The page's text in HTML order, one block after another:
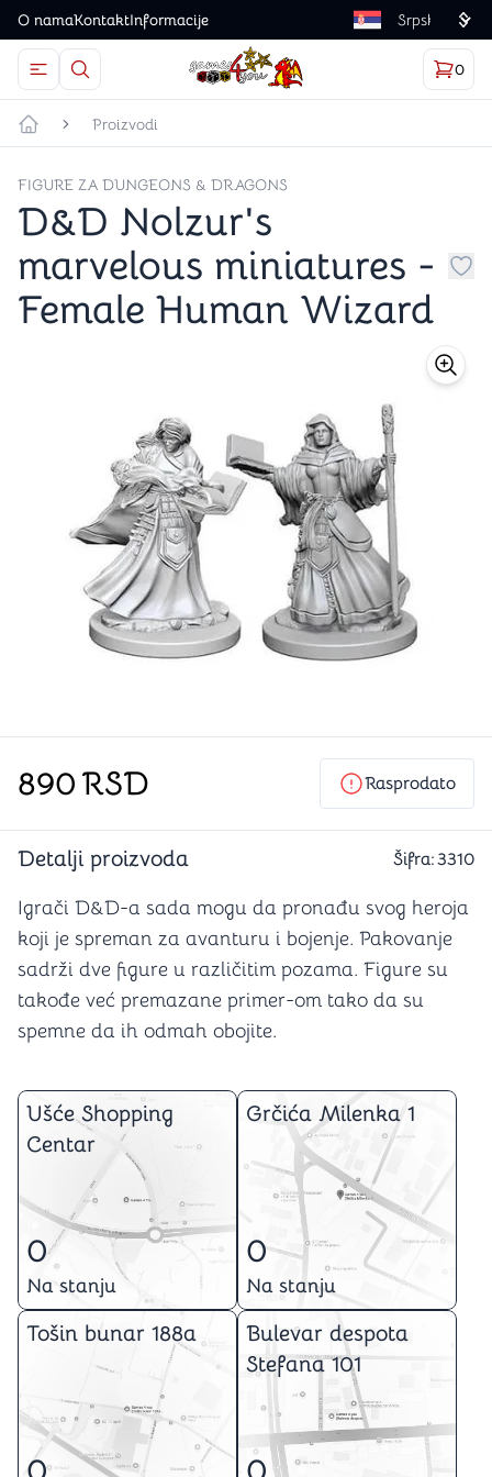
O namaKontaktInformacije Language
Otvorite meni
Dugme u obliku lupe predstavlja ikonicu za
Games4you logo
0
Početna strana
Proizvodi
FIGURE ZA DUNGEONS & DRAGONS
D&D Nolzur's
marvelous miniatures -
Female Human Wizard
890RSD Rasprodato
Detalji proizvoda Šifra:3310
Igrači D&D-a sada mogu da pronađu svog heroja
koji je spreman za avanturu i bojenje. Pakovanje
sadrži dve figure u različitim pozama. Figure su
takođe već premazane primer-om tako da su
spemne da ih odmah obojite.
Ušće Shopping
Centar
0
Na stanju
Grčića Milenka 1
0
Na stanju
Tošin bunar 188a
Bulevar despota
Stefana 101